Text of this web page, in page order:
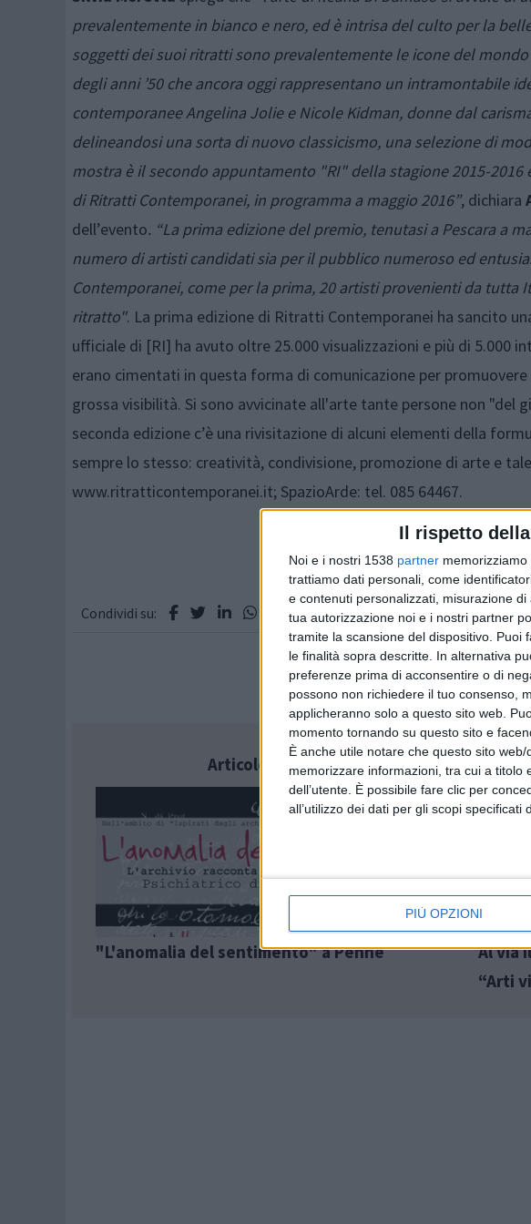
Il rispetto
Noi e i nostri 1538 partner
trattiamo dati personali, come
e contenuti personalizzati, misurazione
tua autorizzazione noi e i nostri partner
tramite la scansione del dispositivo.
le finalità sopra descritte. In alternativa
preferenze prima di acconsentire o di
possono non richiedere il tuo consenso,
applicheranno solo a questo sito web.
momento tornando su questo sito e
È anche utile notare che questo sito
memorizzare informazioni, tra cui a titolo
dell’utente. È possibile fare clic per
all’utilizzo dei dati per gli scopi
PIÙ OPZIONI
prevalentemente in bianco e nero, ed è intrisa del culto per la
soggetti dei suoi ritratti sono prevalentemente le icone del
degli anni ’50 che ancora oggi rappresentano un intramontabile
contemporanee Angelina Jolie e Nicole Kidman, donne dal
delineandosi una sorta di nuovo classicismo, una selezione di
mostra è il secondo appuntamento "RI" della stagione 2015-
di Ritratti Contemporanei, in programma a maggio 2016”, dichiara
dell’evento. “La prima edizione del premio, tenutasi a Pescara a
numero di artisti candidati sia per il pubblico numeroso ed
Contemporanei, come per la prima, 20 artisti provenienti da
ritratto". La prima edizione di Ritratti Contemporanei ha sancito
ufficiale di [RI] ha avuto oltre 25.000 visualizzazioni e più di 5.000
erano cimentati in questa forma di comunicazione per
grossa visibilità. Si sono avvicinate all'arte tante persone non "del
seconda edizione c’è una rivisitazione di alcuni elementi della
sempre lo stesso: creatività, condivisione, promozione di arte e
www.ritratticontemporanei.it; SpazioArde: tel. 085 64467.
Condividi su:
Articolo successivo
"L'anomalia del sentimento" a Penne
Al via
“Arti